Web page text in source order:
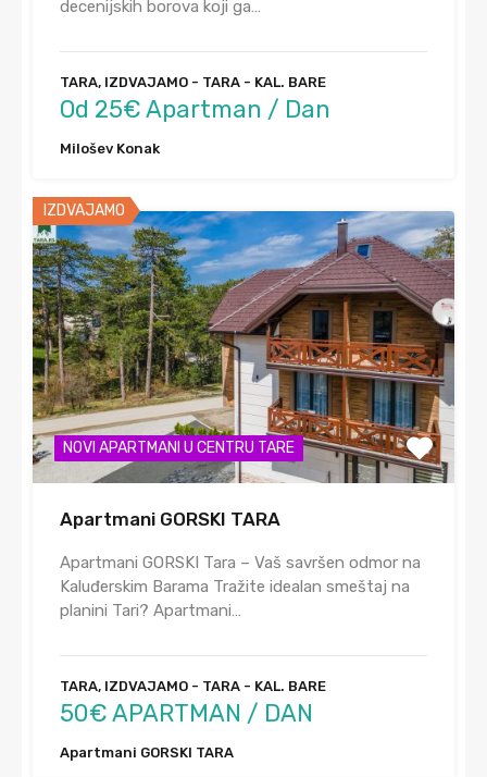
decenijskih borova koji ga…
TARA, IZDVAJAMO - TARA - KAL. BARE
Od 25€ Apartman / Dan
Milošev Konak
IZDVAJAMO
NOVI APARTMANI U CENTRU TARE
Apartmani GORSKI TARA
Apartmani GORSKI Tara – Vaš savršen odmor na
Kaluđerskim Barama Tražite idealan smeštaj na
planini Tari? Apartmani…
TARA, IZDVAJAMO - TARA - KAL. BARE
50€ APARTMAN / DAN
Apartmani GORSKI TARA